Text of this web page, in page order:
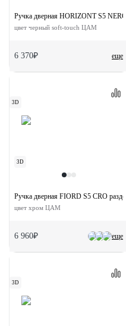
еще
Ручка дверная HORIZONT S5
цвет черный soft-touch ЦАМ
6 370₽
3D
3D
еще
Ручка дверная FIORD S5 CRO
цвет хром ЦАМ
6 960₽
3D